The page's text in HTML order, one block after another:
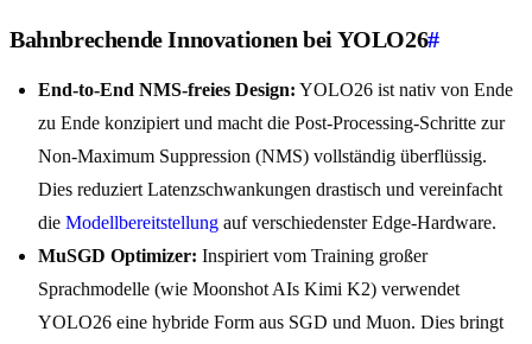
Bahnbrechende Innovationen bei YOLO26#
End-to-End NMS-freies Design: YOLO26 ist nativ von Ende
zu Ende konzipiert und macht die Post-Processing-Schritte zur
Non-Maximum Suppression (NMS) vollständig überflüssig.
Dies reduziert Latenzschwankungen drastisch und vereinfacht
die Modellbereitstellung auf verschiedenster Edge-Hardware.
MuSGD Optimizer: Inspiriert vom Training großer
Sprachmodelle (wie Moonshot AIs Kimi K2) verwendet
YOLO26 eine hybride Form aus SGD und Muon. Dies bringt